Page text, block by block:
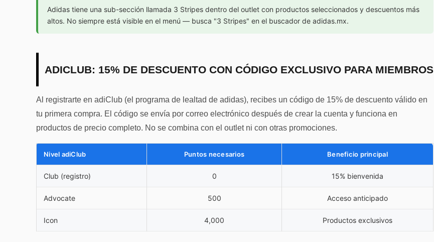
Adidas tiene una sub-sección llamada 3 Stripes dentro del outlet con productos seleccionados y descuentos más
altos. No siempre está visible en el menú — busca "3 Stripes" en el buscador de adidas.mx.
ADICLUB: 15% DE DESCUENTO CON CÓDIGO EXCLUSIVO PARA MIEMBROS
Al registrarte en adiClub (el programa de lealtad de adidas), recibes un código de 15% de descuento válido en
tu primera compra. El código se envía por correo electrónico después de crear la cuenta y funciona en
productos de precio completo. No se combina con el outlet ni con otras promociones.
Nivel adiClub Puntos necesarios Beneficio principal
Club (registro) 0 15% bienvenida
Advocate 500 Acceso anticipado
Icon 4,000 Productos exclusivos